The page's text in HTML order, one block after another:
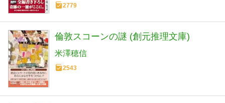
2779
倫敦スコーンの謎 (創元推理文庫)
米澤穂信
2543